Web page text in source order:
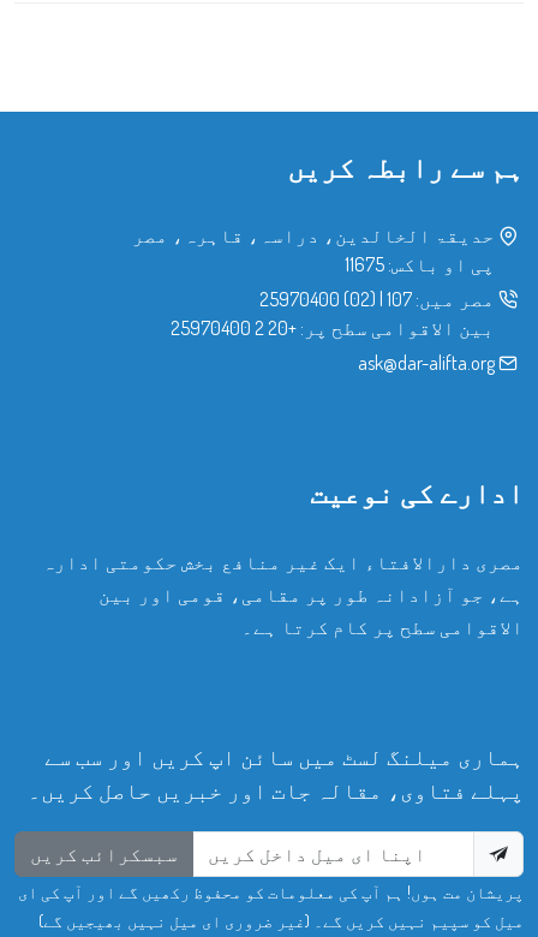
ہم سے رابطہ کریں
حدیقۃ الخالدین، دراسہ، قاہرہ، مصر
پی او باکس: 11675
مصر میں: 107
|
(02) 25970400
بین الاقوامی سطح پر: +20 2 25970400
ask@dar-alifta.org
ادارے کی نوعیت
مصری دارالافتاء ایک غیر منافع بخش حکومتی ادارہ
ہے، جو آزادانہ طور پر مقامی، قومی اور بین
الاقوامی سطح پر کام کرتا ہے۔
ہماری میلنگ لسٹ میں سائن اپ کریں اور سب سے
پہلے فتاوی، مقالہ جات اور خبریں حاصل کریں۔
سبسکرائب کریں
پریشان مت ہوں! ہم آپ کی معلومات کو محفوظ رکھیں گے اور آپ کی ای
میل کو سپیم نہیں کریں گے۔ (غیر ضروری ای میل نہیں بھیجیں گے)